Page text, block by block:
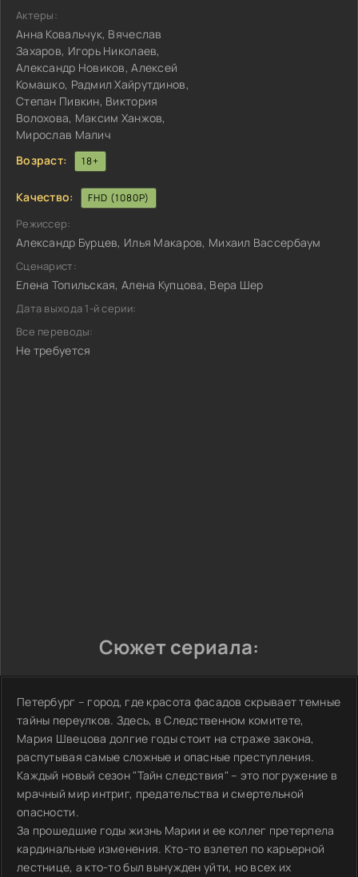
Актеры:
Анна Ковальчук, Вячеслав
Захаров, Игорь Николаев,
Александр Новиков, Алексей
Комашко, Радмил Хайрутдинов,
Степан Пивкин, Виктория
Волохова, Максим Ханжов,
Мирослав Малич
Возраст:
18+
Качество: FHD (1080P)
Режиссер:
Александр Бурцев, Илья Макаров, Михаил Вассербаум
Сценарист:
Елена Топильская, Алена Купцова, Вера Шер
Дата выхода 1-й серии:
Все переводы:
Не требуется
Сюжет сериала:
Петербург – город, где красота фасадов скрывает темные
тайны переулков. Здесь, в Следственном комитете,
Мария Швецова долгие годы стоит на страже закона,
распутывая самые сложные и опасные преступления.
Каждый новый сезон "Тайн следствия" – это погружение в
мрачный мир интриг, предательства и смертельной
опасности.
За прошедшие годы жизнь Марии и ее коллег претерпела
кардинальные изменения. Кто-то взлетел по карьерной
лестнице, а кто-то был вынужден уйти, но всех их